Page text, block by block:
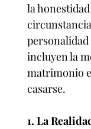
la
incluyen la
matrimonio
casarse.
1. La